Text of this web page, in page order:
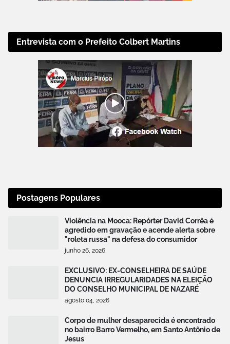
Entrevista com o Prefeito Colbert Martins
Postagens Populares
Violência na Mooca: Repórter David Corrêa é
agredido em gravação e acende alerta sobre
"roleta russa" na defesa do consumidor
junho 26, 2026
EXCLUSIVO: EX-CONSELHEIRA DE SAÚDE
DENUNCIA IRREGULARIDADES NA ELEIÇÃO
DO CONSELHO MUNICIPAL DE NAZARÉ
agosto 04, 2026
Corpo de mulher desaparecida é encontrado
no bairro Barro Vermelho, em Santo Antônio de
Jesus